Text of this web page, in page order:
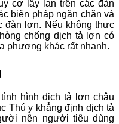
cơ lây lan trên các đàn
biện pháp ngăn chặn và
đàn lợn. Nếu không thực
chống dịch tả lợn có
phương khác rất nhanh.
hình dịch tả lợn châu
Thú y khẳng định dịch tả
nên người tiêu dùng